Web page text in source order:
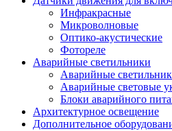
Инфракрасные
Микроволновые
Оптико-акустические
Фотореле
Аварийные светильники
Аварийные
Аварийные световые
Блоки аварийного
Архитектурное освещение
Дополнительное